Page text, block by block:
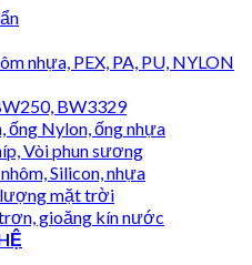
nhựa, PEX, PA, PU, NYLON
BW3329
ống Nylon, ống nhựa
Vòi phun sương
Silicon, nhựa
lượng mặt trời
gioăng kín nước